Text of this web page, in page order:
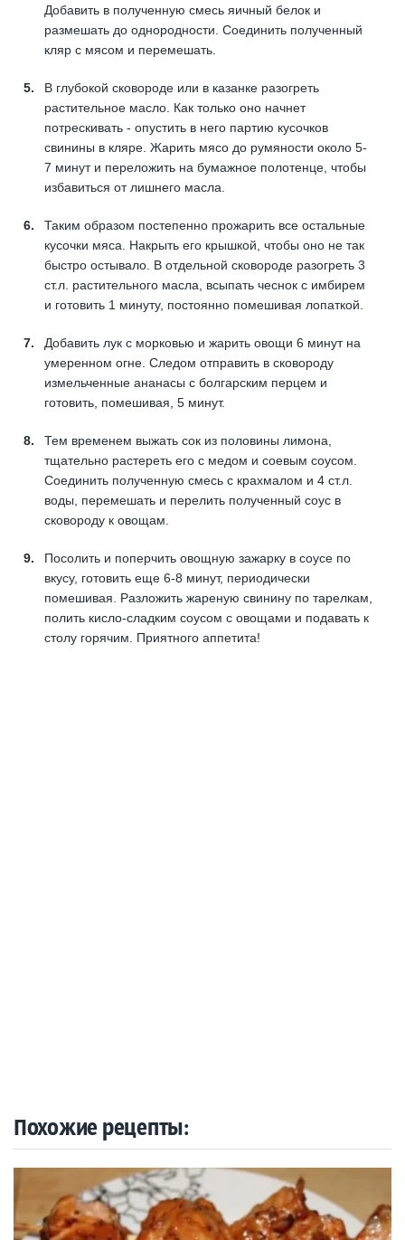
Добавить в полученную смесь яичный белок и
размешать до однородности. Соединить полученный
кляр с мясом и перемешать.
В глубокой сковороде или в казанке разогреть
растительное масло. Как только оно начнет
потрескивать - опустить в него партию кусочков
свинины в кляре. Жарить мясо до румяности около 5-
7 минут и переложить на бумажное полотенце, чтобы
избавиться от лишнего масла.
Таким образом постепенно прожарить все остальные
кусочки мяса. Накрыть его крышкой, чтобы оно не так
быстро остывало. В отдельной сковороде разогреть 3
ст.л. растительного масла, всыпать чеснок с имбирем
и готовить 1 минуту, постоянно помешивая лопаткой.
Добавить лук с морковью и жарить овощи 6 минут на
умеренном огне. Следом отправить в сковороду
измельченные ананасы с болгарским перцем и
готовить, помешивая, 5 минут.
Тем временем выжать сок из половины лимона,
тщательно растереть его с медом и соевым соусом.
Соединить полученную смесь с крахмалом и 4 ст.л.
воды, перемешать и перелить полученный соус в
сковороду к овощам.
Посолить и поперчить овощную зажарку в соусе по
вкусу, готовить еще 6-8 минут, периодически
помешивая. Разложить жареную свинину по тарелкам,
полить кисло-сладким соусом с овощами и подавать к
столу горячим. Приятного аппетита!
Похожие рецепты: